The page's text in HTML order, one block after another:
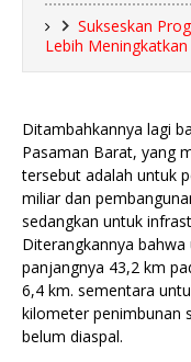
Sukseskan
Lebih
Ditambahkannya lagi
Pasaman Barat, yang
tersebut adalah untuk
miliar dan
sedangkan untuk
Diterangkannya
panjangnya 43,2 km
6,4 km. sementara
kilometer penimbunan
belum diaspal.